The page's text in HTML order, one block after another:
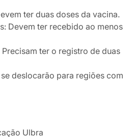
ter duas doses da vacina.
Devem ter recebido ao menos
ter o registro de duas
deslocarão para regiões com
Ulbra